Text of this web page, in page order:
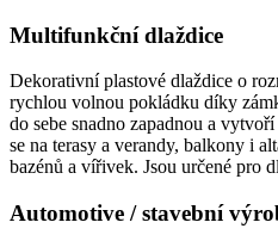
Multifunkční dlaždice
Dekorativní plastové dlaždice o
rychlou volnou pokládku díky
do sebe snadno zapadnou a
se na terasy a verandy, balkony i
bazénů a vířivek. Jsou určené pro
Automotive / stavební